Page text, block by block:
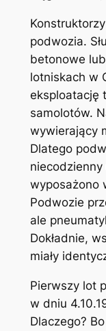
podwozia.
betonowe
lotniskach w
eksploatację
samolotów.
wywierający
Dlatego
wyposażono
Podwozie
ale
Dokładnie,
miały
Pierwszy lot
w dniu
Dlaczego?